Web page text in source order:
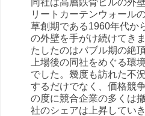
リートカーテンウォール
草創期である1960年代か
の外壁を手がけ続けてき
たしたのはバブル期の絶
上場後の同社をめぐる環
でした。幾度も訪れた不
するだけでなく、価格競
の度に競合企業の多くは
社のシェアは上昇してい